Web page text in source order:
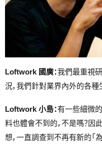
Loftwork 國廣：我們最重視
況，我們針對業界內外的各種
Loftwork 小島：有一些細微
料也體會不到的，不是嗎？因
想，一直調查到不再有新的「為